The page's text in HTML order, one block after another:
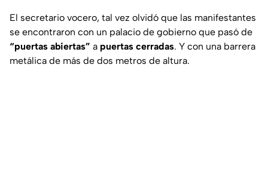
El secretario vocero, tal vez olvidó que las manifestantes
se encontraron con un palacio de gobierno que pasó de
“puertas abiertas” a puertas cerradas. Y con una barrera
metálica de más de dos metros de altura.